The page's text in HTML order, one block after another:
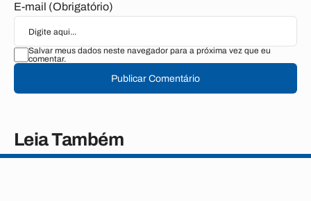
E-mail (Obrigatório)
Salvar meus dados neste navegador para a próxima vez que eu
comentar.
Publicar Comentário
Leia Também